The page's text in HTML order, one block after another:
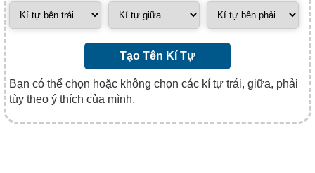
Tạo Tên Kí Tự
Bạn có thể chọn hoặc không chọn các kí tự trái, giữa, phải
tùy theo ý thích của mình.